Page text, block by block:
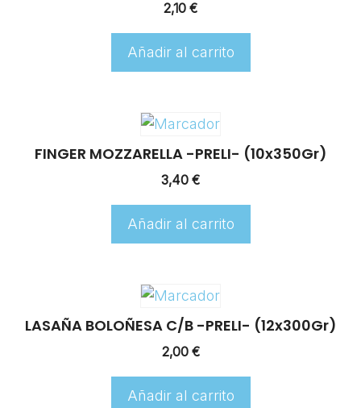
2,10 €
Añadir al carrito
FINGER MOZZARELLA -PRELI- (10x350Gr)
3,40 €
Añadir al carrito
LASAÑA BOLOÑESA C/B -PRELI- (12x300Gr)
2,00 €
Añadir al carrito